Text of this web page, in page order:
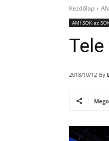
Kezdőlap
AMI SOK az
2018/10/12 By